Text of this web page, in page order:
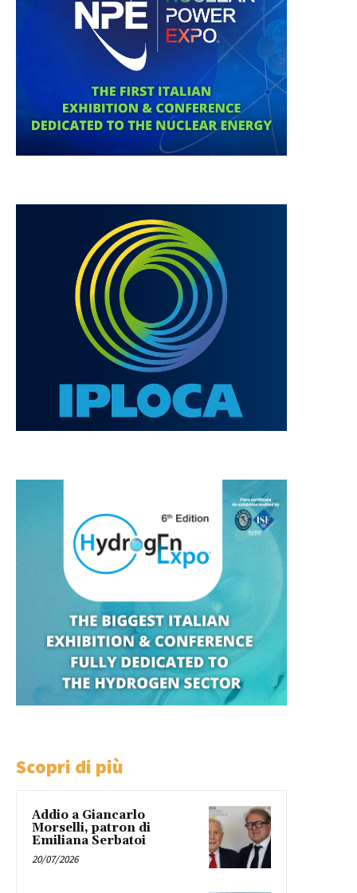
Scopri di più
Addio a Giancarlo
Morselli, patron di
Emiliana Serbatoi
20/07/2026